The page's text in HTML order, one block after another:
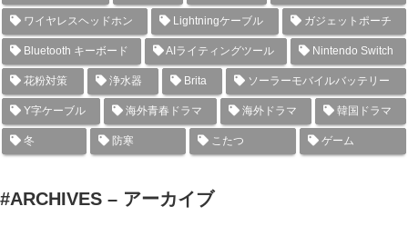
ワイヤレスヘッドホン Lightningケーブル ガジェットポーチ
Bluetooth キーボード AIライティングツール Nintendo Switch
花粉対策 浄水器 Brita ソーラーモバイルバッテリー
Y字ケーブル 海外青春ドラマ 海外ドラマ 韓国ドラマ
冬 防寒 こたつ ゲーム
#ARCHIVES – アーカイブ